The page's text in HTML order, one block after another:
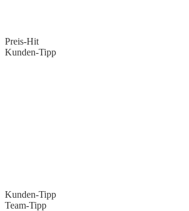
Preis-Hit
Kunden-Tipp
Kunden-Tipp
Team-Tipp